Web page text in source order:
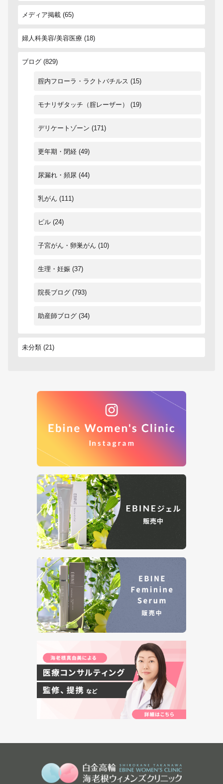
メディア掲載 (65)
婦人科美容/美容医療 (18)
ブログ (829)
腟内フローラ・ラクトバチルス (15)
モナリザタッチ（腟レーザー） (19)
デリケートゾーン (171)
更年期・閉経 (49)
尿漏れ・頻尿 (44)
乳がん (111)
ピル (24)
子宮がん・卵巣がん (10)
生理・妊娠 (37)
院長ブログ (793)
助産師ブログ (34)
未分類 (21)